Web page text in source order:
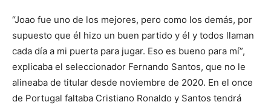
“Joao fue uno de los mejores, pero como los demás, por
supuesto que él hizo un buen partido y él y todos llaman
cada día a mi puerta para jugar. Eso es bueno para mí”,
explicaba el seleccionador Fernando Santos, que no le
alineaba de titular desde noviembre de 2020. En el once
de Portugal faltaba Cristiano Ronaldo y Santos tendrá